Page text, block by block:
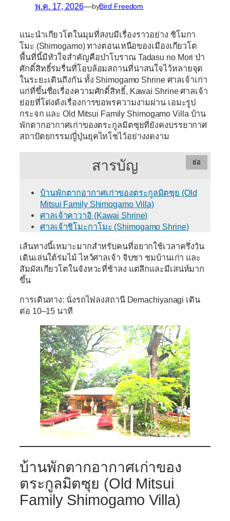
พ.ค. 17, 2026—byBird Freedom
แนะนำเกียวโตในมุมที่สงบมีเรื่องราวอย่าง ชิโมกา
โมะ (Shimogamo) ทางตอนเหนือของเมืองเกียวโต
พื้นที่นี้มีหัวใจสำคัญคือป่าโบราณ Tadasu no Mori ป่า
ศักดิ์สิทธิ์ร่มรื่นที่โอบล้อมสถานที่น่าสนใจไว้หลายจุด
ในระยะเดินถึงกัน ทั้ง Shimogamo Shrine ศาลเจ้าเก่า
แก่ที่ขึ้นชื่อเรื่องความศักดิ์สิทธิ์, Kawai Shrine ศาลเจ้า
ย่อยที่โด่งดังเรื่องการขอพรความงามผ่าน เอมะรูป
กระจก และ Old Mitsui Family Shimogamo Villa บ้าน
พักตากอากาศเก่าของตระกูลมิตซุยที่ยังคงบรรยากาศ
สถาปัตยกรรมญี่ปุ่นยุคไทโชไว้อย่างงดงาม
สารบัญ ย่อ
บ้านพักตากอากาศเก่าของตระกูลมิตซุย (Old
Mitsui Family Shimogamo Villa)
ศาลเจ้าคาวาอิ (Kawai Shrine)
ศาลเจ้าชิโมะกาโมะ (Shimogamo Shrine)
เส้นทางนี้เหมาะมากสำหรับคนที่อยากใช้เวลาครึ่งวัน
เดินเล่นใต้ร่มไม้ ไหว้ศาลเจ้า จิบชา ชมบ้านเก่า และ
สัมผัสเกียวโตในจังหวะที่ช้าลง แต่ลึกและมีเสน่ห์มาก
ขึ้น
การเดินทาง: นั่งรถไฟลงสถานี Demachiyanagi เดิน
ต่อ 10–15 นาที
บ้านพักตากอากาศเก่าของ
ตระกูลมิตซุย (Old Mitsui
Family Shimogamo Villa)